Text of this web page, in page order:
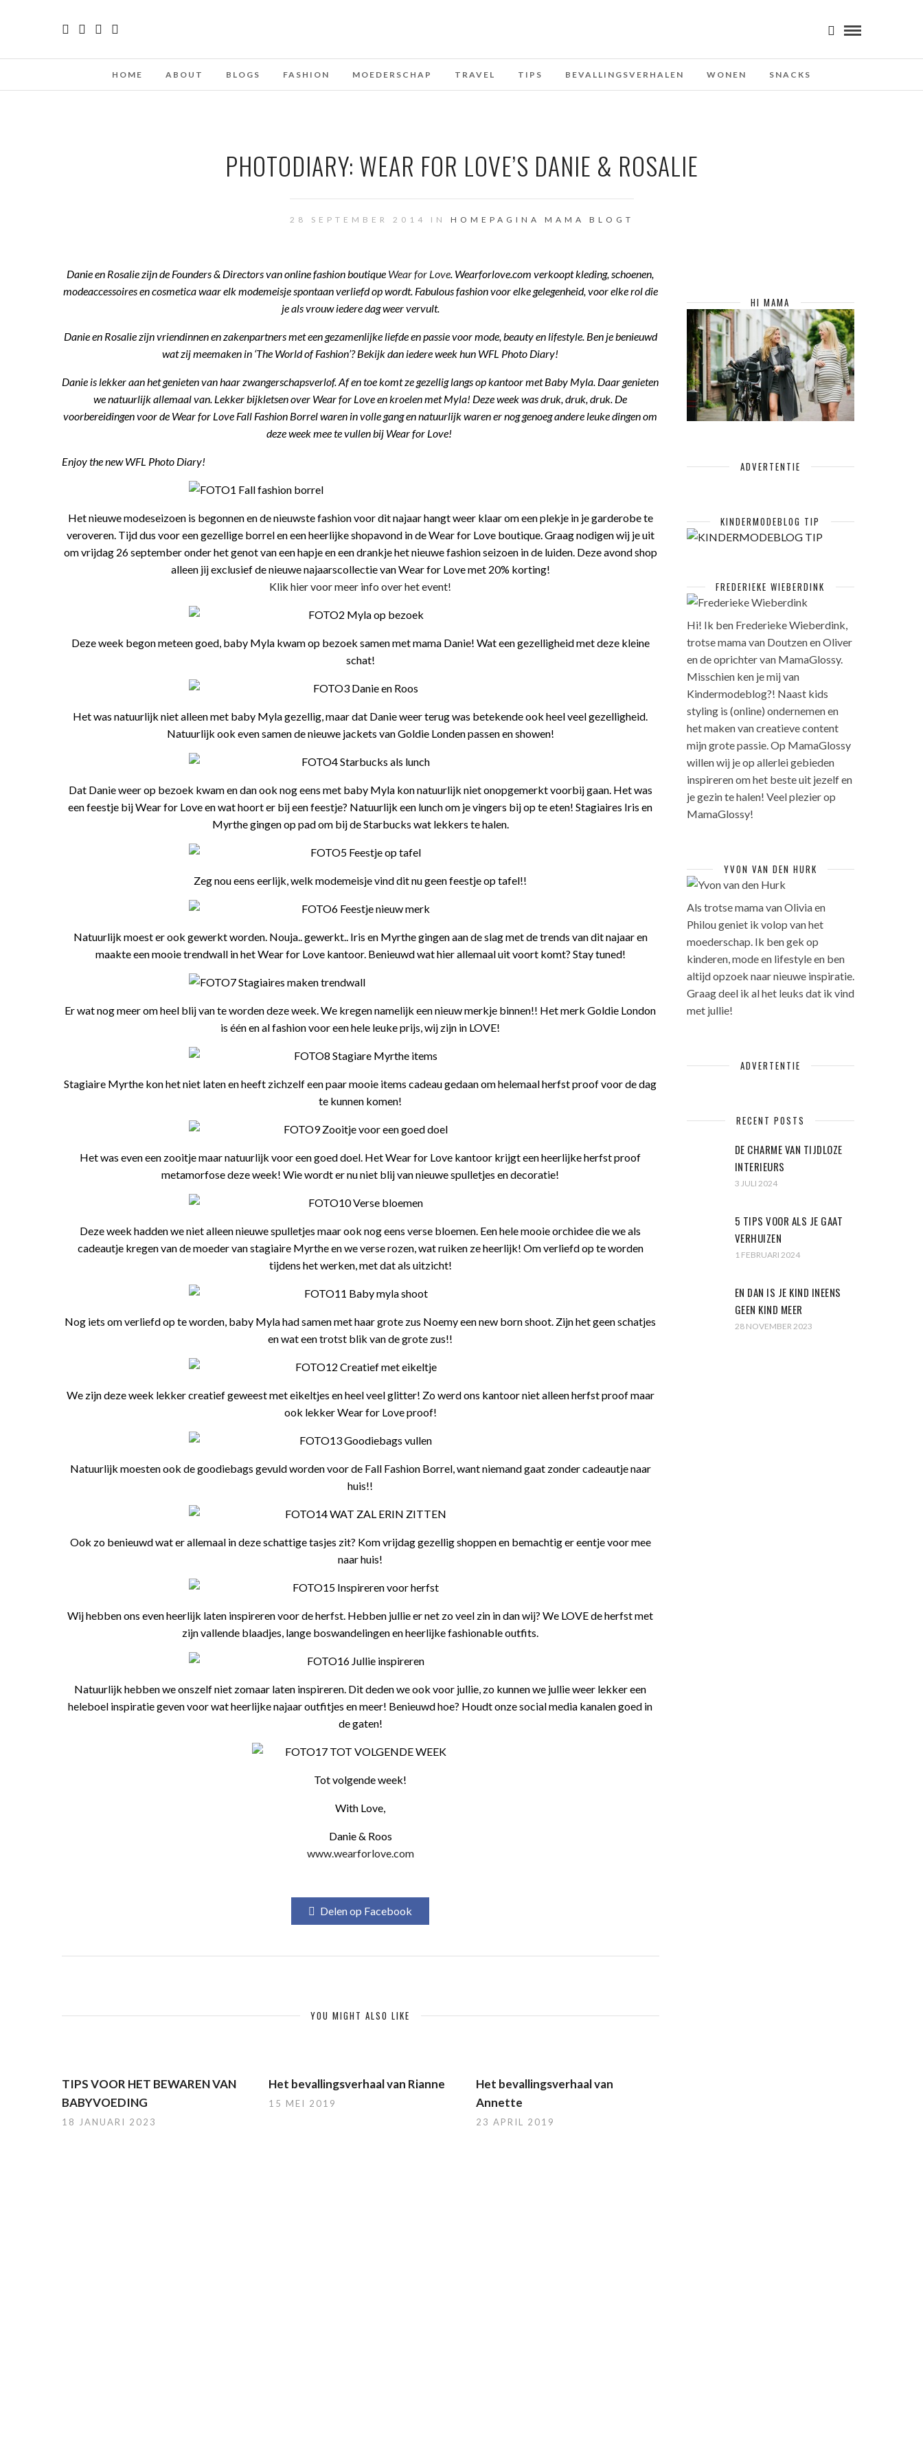
HOME ABOUT BLOGS FASHION MOEDERSCHAP TRAVEL TIPS BEVALLINGSVERHALEN WONEN SNACKS
PHOTODIARY: WEAR FOR LOVE’S DANIE & ROSALIE
28 SEPTEMBER 2014 IN HOMEPAGINA MAMA BLOGT
Danie en Rosalie zijn de Founders & Directors van online fashion boutique Wear for Love. Wearforlove.com verkoopt kleding, schoenen,
modeaccessoires en cosmetica waar elk modemeisje spontaan verliefd op wordt. Fabulous fashion voor elke gelegenheid, voor elke rol die
je als vrouw iedere dag weer vervult.
Danie en Rosalie zijn vriendinnen en zakenpartners met een gezamenlijke liefde en passie voor mode, beauty en lifestyle. Ben je benieuwd
wat zij meemaken in ‘The World of Fashion’? Bekijk dan iedere week hun WFL Photo Diary!
Danie is lekker aan het genieten van haar zwangerschapsverlof. Af en toe komt ze gezellig langs op kantoor met Baby Myla. Daar genieten
we natuurlijk allemaal van. Lekker bijkletsen over Wear for Love en kroelen met Myla! Deze week was druk, druk, druk. De
voorbereidingen voor de Wear for Love Fall Fashion Borrel waren in volle gang en natuurlijk waren er nog genoeg andere leuke dingen om
deze week mee te vullen bij Wear for Love!
Enjoy the new WFL Photo Diary!
Het nieuwe modeseizoen is begonnen en de nieuwste fashion voor dit najaar hangt weer klaar om een plekje in je garderobe te
veroveren. Tijd dus voor een gezellige borrel en een heerlijke shopavond in de Wear for Love boutique. Graag nodigen wij je uit
om vrijdag 26 september onder het genot van een hapje en een drankje het nieuwe fashion seizoen in de luiden. Deze avond shop
alleen jij exclusief de nieuwe najaarscollectie van Wear for Love met 20% korting!
Klik hier voor meer info over het event!
Deze week begon meteen goed, baby Myla kwam op bezoek samen met mama Danie! Wat een gezelligheid met deze kleine
schat!
Het was natuurlijk niet alleen met baby Myla gezellig, maar dat Danie weer terug was betekende ook heel veel gezelligheid.
Natuurlijk ook even samen de nieuwe jackets van Goldie Londen passen en showen!
Dat Danie weer op bezoek kwam en dan ook nog eens met baby Myla kon natuurlijk niet onopgemerkt voorbij gaan. Het was
een feestje bij Wear for Love en wat hoort er bij een feestje? Natuurlijk een lunch om je vingers bij op te eten! Stagiaires Iris en
Myrthe gingen op pad om bij de Starbucks wat lekkers te halen.
Zeg nou eens eerlijk, welk modemeisje vind dit nu geen feestje op tafel!!
Natuurlijk moest er ook gewerkt worden. Nouja.. gewerkt.. Iris en Myrthe gingen aan de slag met de trends van dit najaar en
maakte een mooie trendwall in het Wear for Love kantoor. Benieuwd wat hier allemaal uit voort komt? Stay tuned!
Er wat nog meer om heel blij van te worden deze week. We kregen namelijk een nieuw merkje binnen!! Het merk Goldie London
is één en al fashion voor een hele leuke prijs, wij zijn in LOVE!
Stagiaire Myrthe kon het niet laten en heeft zichzelf een paar mooie items cadeau gedaan om helemaal herfst proof voor de dag
te kunnen komen!
Het was even een zooitje maar natuurlijk voor een goed doel. Het Wear for Love kantoor krijgt een heerlijke herfst proof
metamorfose deze week! Wie wordt er nu niet blij van nieuwe spulletjes en decoratie!
Deze week hadden we niet alleen nieuwe spulletjes maar ook nog eens verse bloemen. Een hele mooie orchidee die we als
cadeautje kregen van de moeder van stagiaire Myrthe en we verse rozen, wat ruiken ze heerlijk! Om verliefd op te worden
tijdens het werken, met dat als uitzicht!
Nog iets om verliefd op te worden, baby Myla had samen met haar grote zus Noemy een new born shoot. Zijn het geen schatjes
en wat een trotst blik van de grote zus!!
We zijn deze week lekker creatief geweest met eikeltjes en heel veel glitter! Zo werd ons kantoor niet alleen herfst proof maar
ook lekker Wear for Love proof!
Natuurlijk moesten ook de goodiebags gevuld worden voor de Fall Fashion Borrel, want niemand gaat zonder cadeautje naar
huis!!
Ook zo benieuwd wat er allemaal in deze schattige tasjes zit? Kom vrijdag gezellig shoppen en bemachtig er eentje voor mee
naar huis!
Wij hebben ons even heerlijk laten inspireren voor de herfst. Hebben jullie er net zo veel zin in dan wij? We LOVE de herfst met
zijn vallende blaadjes, lange boswandelingen en heerlijke fashionable outfits.
Natuurlijk hebben we onszelf niet zomaar laten inspireren. Dit deden we ook voor jullie, zo kunnen we jullie weer lekker een
heleboel inspiratie geven voor wat heerlijke najaar outfitjes en meer! Benieuwd hoe? Houdt onze social media kanalen goed in
de gaten!
Tot volgende week!
With Love,
Danie & Roos
www.wearforlove.com
Delen op Facebook
YOU MIGHT ALSO LIKE
TIPS VOOR HET BEWAREN VAN
BABYVOEDING
18 JANUARI 2023
Het bevallingsverhaal van Rianne
15 MEI 2019
Het bevallingsverhaal van
Annette
23 APRIL 2019
HI MAMA
ADVERTENTIE
KINDERMODEBLOG TIP
FREDERIEKE WIEBERDINK
Hi! Ik ben Frederieke Wieberdink,
trotse mama van Doutzen en Oliver
en de oprichter van MamaGlossy.
Misschien ken je mij van
Kindermodeblog?! Naast kids
styling is (online) ondernemen en
het maken van creatieve content
mijn grote passie. Op MamaGlossy
willen wij je op allerlei gebieden
inspireren om het beste uit jezelf en
je gezin te halen! Veel plezier op
MamaGlossy!
YVON VAN DEN HURK
Als trotse mama van Olivia en
Philou geniet ik volop van het
moederschap. Ik ben gek op
kinderen, mode en lifestyle en ben
altijd opzoek naar nieuwe inspiratie.
Graag deel ik al het leuks dat ik vind
met jullie!
ADVERTENTIE
RECENT POSTS
DE CHARME VAN TIJDLOZE
INTERIEURS
3 JULI 2024
5 TIPS VOOR ALS JE GAAT
VERHUIZEN
1 FEBRUARI 2024
EN DAN IS JE KIND INEENS
GEEN KIND MEER
28 NOVEMBER 2023